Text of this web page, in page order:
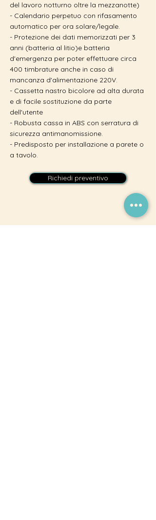
del lavoro notturno oltre la mezzanotte)
- Calendario perpetuo con rifasamento
automatico per ora solare/legale.
- Protezione dei dati memorizzati per 3
anni (batteria al litio)e batteria
d'emergenza per poter effettuare circa
400 timbrature anche in caso di
mancanza d'alimentazione 220V.
- Cassetta nastro bicolore ad alta durata
e di facile sostituzione da parte
dell'utente
- Robusta cassa in ABS con serratura di
sicurezza antimanomissione.
- Predisposto per installazione a parete o
a tavolo.
Richiedi preventivo